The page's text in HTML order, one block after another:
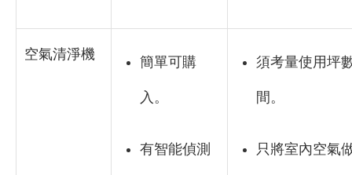
空氣清淨機 簡單可購
入。
有智能偵測
須考量使用坪
間。
只將室內空氣